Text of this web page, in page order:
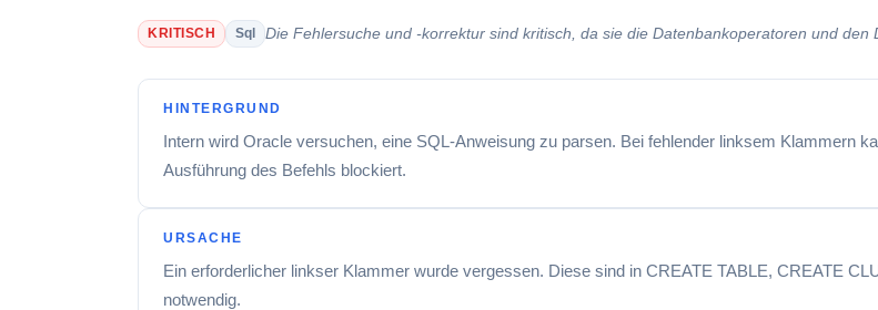
KRITISCH Sql Die Fehlersuche und -korrektur sind kritisch, da sie die Datenbankoperatoren und den
HINTERGRUND
Intern wird Oracle versuchen, eine SQL-Anweisung zu parsen. Bei fehlender linksem Klammern
Ausführung des Befehls blockiert.
URSACHE
Ein erforderlicher linkser Klammer wurde vergessen. Diese sind in CREATE TABLE, CREATE
notwendig.